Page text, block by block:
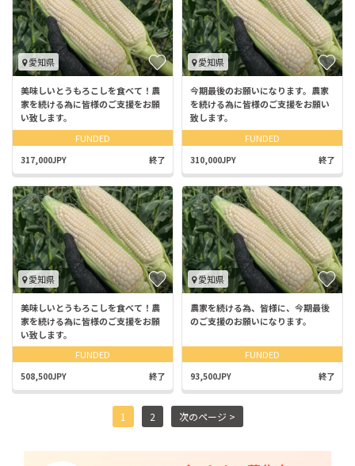
愛知県
美味しいとうもろこしを食べて！農
家を続ける為に皆様のご支援をお願
い致します。
FUNDED
317,000JPY 終了
愛知県
今期最後のお願いになります。農家
を続ける為に皆様のご支援をお願い
致します。
FUNDED
310,000JPY 終了
愛知県
美味しいとうもろこしを食べて！農
家を続ける為に皆様のご支援をお願
い致します。
FUNDED
508,500JPY 終了
愛知県
農家を続ける為、皆様に、今期最後
のご支援のお願いになります。
FUNDED
93,500JPY 終了
1 2 次のページ >